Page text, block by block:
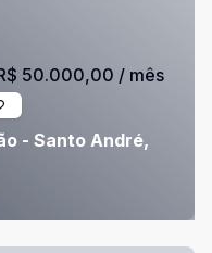
- Santo André,
50.000,00 / mês